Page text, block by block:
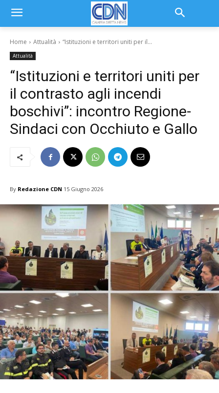
Home Attualità “Istituzioni e territori uniti per il...
Attualità
“Istituzioni e territori uniti per
il contrasto agli incendi
boschivi”: incontro Regione-
Sindaci con Occhiuto e Gallo
By Redazione CDN 15 Giugno 2026